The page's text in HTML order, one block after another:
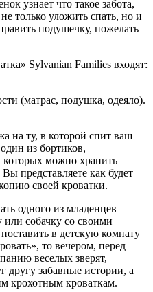
узнает что такое забота,
только уложить спать, но и
подушечку, пожелать
Sylvanian Families входят:
(матрас, подушка, одеяло).
на ту, в которой спит ваш
из бортиков,
можно хранить
представляете как будет
своей кроватки.
одного из младенцев
собачку со своими
в детскую комнату
то вечером, перед
веселых зверят,
другу забавные истории, а
крохотным кроваткам.